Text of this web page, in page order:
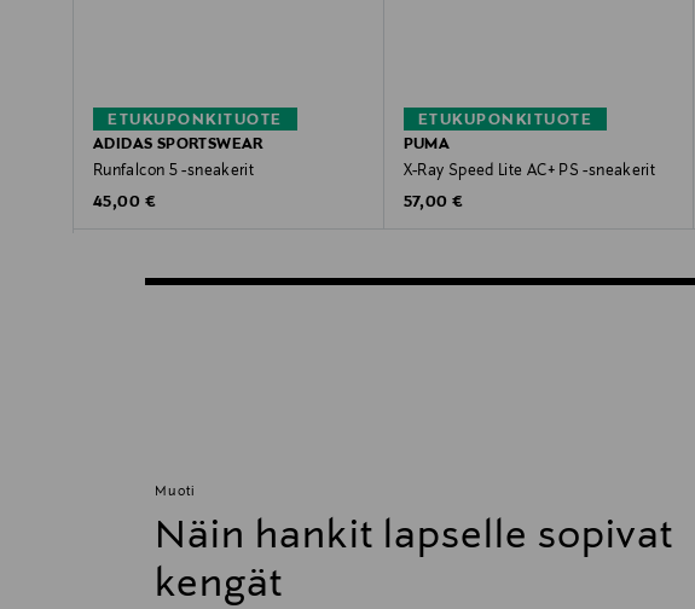
ETUKUPONKITUOTE
ADIDAS SPORTSWEAR
Runfalcon 5 -sneakerit
Original Price
45,00 €
ETUKUPONKITUOTE
PUMA
X-Ray Speed Lite AC+ PS -sneakerit
Original Price
57,00 €
Muoti
Näin hankit lapselle sopivat
kengät